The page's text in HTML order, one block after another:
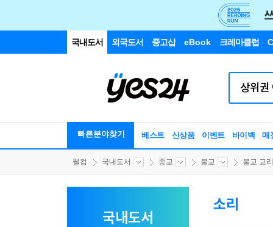
국내도서 외국도서 중고샵 eBook 크레마클럽
빠른분야찾기 베스트 신상품 이벤트 바이백 매
웰컴 국내도서 종교 불교 불교 교
국내도서
소리